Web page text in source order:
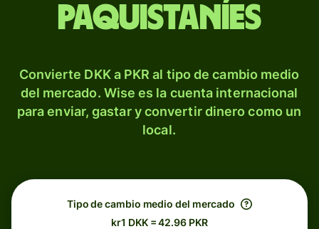
paquistaníes
Convierte DKK a PKR al tipo de cambio medio
del mercado. Wise es la cuenta internacional
para enviar, gastar y convertir dinero como un
local.
Tipo de cambio medio del mercado
kr1 DKK = 42.96 PKR